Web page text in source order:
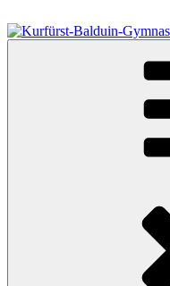
Inhalt
springen
Kurfürst-Balduin-